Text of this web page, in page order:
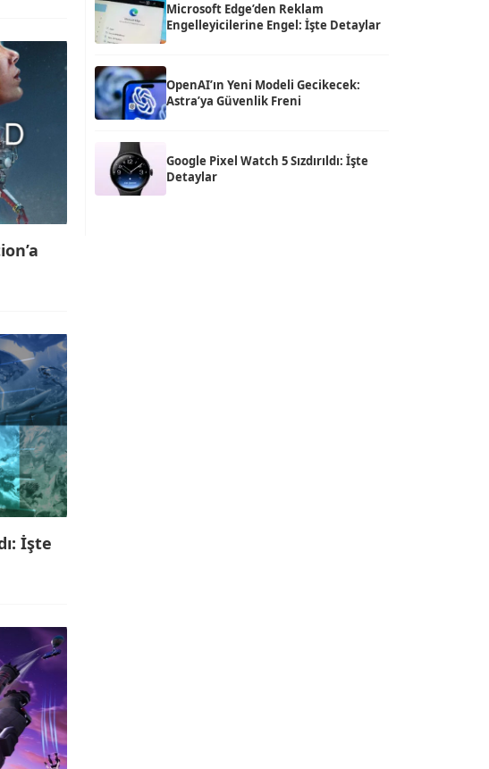
İşte
Microsoft Edge’den Reklam
Engelleyicilerine Engel: İşte Detaylar
OpenAI’ın Yeni Modeli Gecikecek:
Astra’ya Güvenlik Freni
Google Pixel Watch 5 Sızdırıldı: İşte
Detaylar